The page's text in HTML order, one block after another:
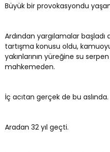
Büyük bir provokasyondu
Ardından yargılamalar
tartışma konusu oldu,
yakınlarının yüreğine su
mahkemeden.
İç acıtan gerçek de bu aslında.
Aradan 32 yıl geçti.